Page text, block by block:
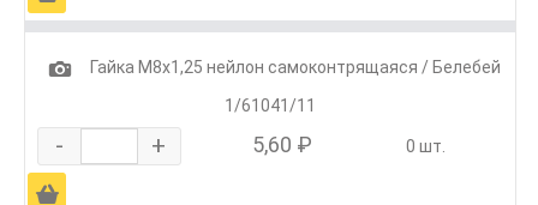
1
Гайка М8х1,25 нейлон самоконтрящаяся / Белебей
1/61041/11
- + 5,60 ₽ 0 шт.
Ä